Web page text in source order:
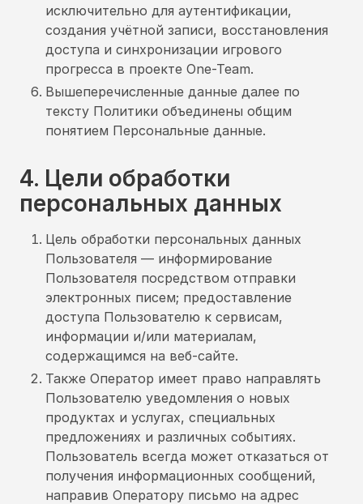
исключительно для аутентификации,
создания учётной записи, восстановления
доступа и синхронизации игрового
прогресса в проекте One-Team.
Вышеперечисленные данные далее по
тексту Политики объединены общим
понятием Персональные данные.
4. Цели обработки
персональных данных
Цель обработки персональных данных
Пользователя — информирование
Пользователя посредством отправки
электронных писем; предоставление
доступа Пользователю к сервисам,
информации и/или материалам,
содержащимся на веб-сайте.
Также Оператор имеет право направлять
Пользователю уведомления о новых
продуктах и услугах, специальных
предложениях и различных событиях.
Пользователь всегда может отказаться от
получения информационных сообщений,
направив Оператору письмо на адрес